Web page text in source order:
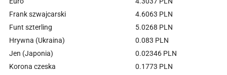
Frank szwajcarski
4.6063 PLN
Funt szterling
5.0268 PLN
Hrywna (Ukraina)
0.083 PLN
Jen (Japonia)
0.02346 PLN
Korona czeska
0.1773 PLN